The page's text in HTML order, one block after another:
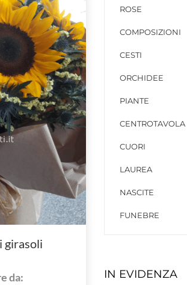
girasoli
da:
ROSE
COMPOSIZIONI
CESTI
ORCHIDEE
PIANTE
CENTROTAVOLA
CUORI
LAUREA
NASCITE
FUNEBRE
IN EVIDENZA